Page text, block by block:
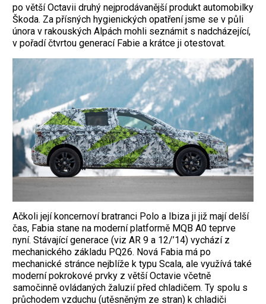
po větší Octavii druhý nejprodávanější produkt automobilky
Škoda. Za přísných hygienických opatření jsme se v půli
února v rakouských Alpách mohli seznámit s nadcházející,
v pořadí čtvrtou generací Fabie a krátce ji otestovat.
Ačkoli její koncernoví bratranci Polo a Ibiza ji již mají delší
čas, Fabia stane na moderní platformě MQB A0 teprve
nyní. Stávající generace (viz AR 9 a 12/’14) vychází z
mechanického základu PQ26. Nová Fabia má po
mechanické stránce nejblíže k typu Scala, ale využívá také
moderní pokrokové prvky z větší Octavie včetně
samočinně ovládaných žaluzií před chladičem. Ty spolu s
průchodem vzduchu (utěsněným ze stran) k chladiči